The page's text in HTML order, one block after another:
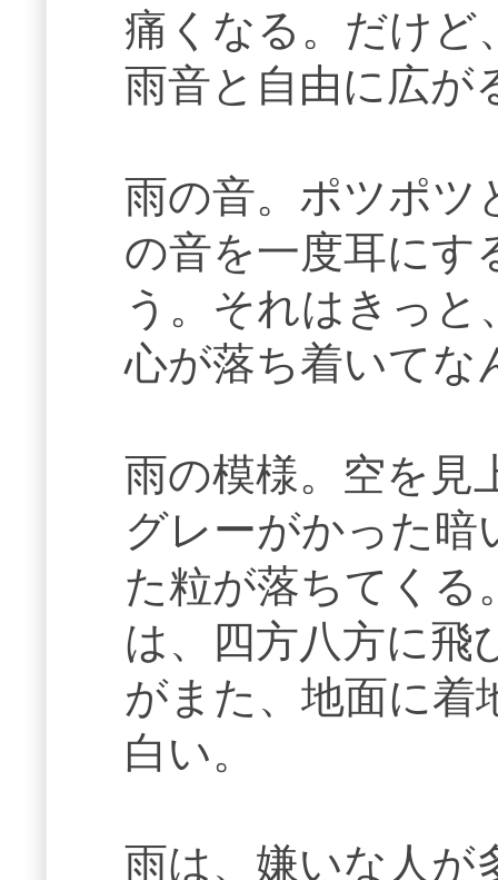
痛くなる。だけど
雨音と自由に広が
雨の音。ポツポツ
の音を一度耳にす
う。それはきっ
心が落ち着いてな
雨の模様。空を見
グレーがかった
た粒が落ちてくる
は、四方八方に飛
がまた、地面に着
白い。
雨は、嫌いな人が